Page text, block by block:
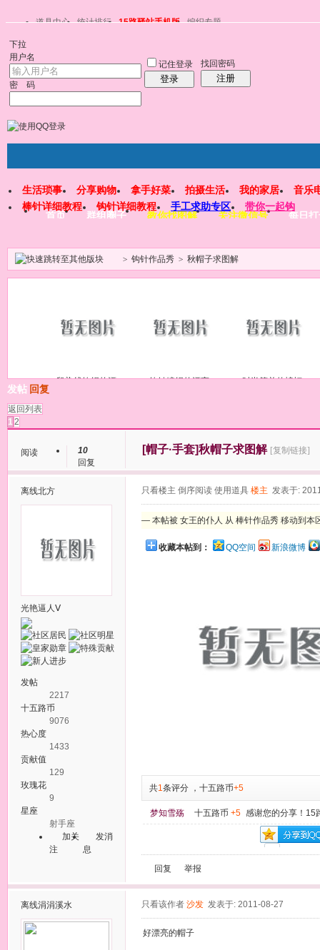
道具中心 统计排行 15路驿站手机版 编织专题
下拉
用户名
密 码
记住登录
登录
找回密码
注册
首页 群组圈子 教你找图解 关注微信号 每日
生活琐事 分享购物 拿手好菜 拍摄生活 我的家居
音乐
棒针详细教程
钩针详细教程 手工求助专区 带你一起钩
> 钩针作品秀 > 秋帽子求图解
段染线钩织的漂 钩针编织的漂亮 时尚简单的蝙蝠
发帖 回复
返回列表
12
阅读
10
回复
[帽子·手套]秋帽子求图解 [复制链接]
离线北方
光艳逼人Ⅴ
发帖
2217
十五路币
9076
热心度
1433
贡献值
129
玫瑰花
9
星座
射手座
加关
注
发消
息
只看楼主 倒序阅读 使用道具 楼主 发表于:
— 本帖被 女王的仆人 从 棒针作品秀 移动到
收藏本帖到： QQ空间 新浪微博
共1条评分 ， 十五路币+5
梦知雪殇 十五路币 +5 感谢您的分享！15
回复 举报
离线涓涓溪水 只看该作者 沙发 发表于: 2011-08-27
好漂亮的帽子